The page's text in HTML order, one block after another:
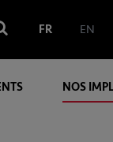
FR EN
NOS